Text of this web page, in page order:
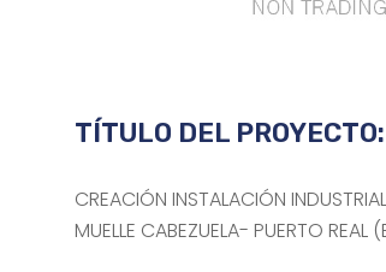
TÍTULO DEL PROYECTO:
CREACIÓN INSTALACIÓN
MUELLE CABEZUELA- PUERTO REAL